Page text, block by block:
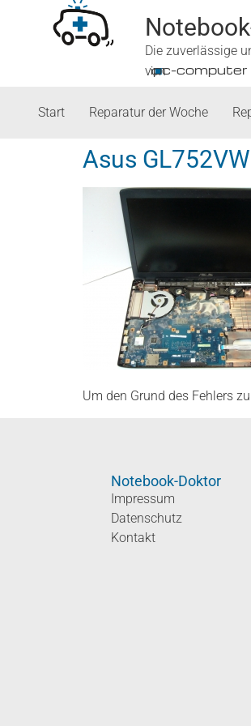
Die zuverlässige
von
■
ipc-computer
Start Reparatur der Woche
Asus
Um den Grund des Fehlers
Notebook-Doktor
Impressum
Datenschutz
Kontakt